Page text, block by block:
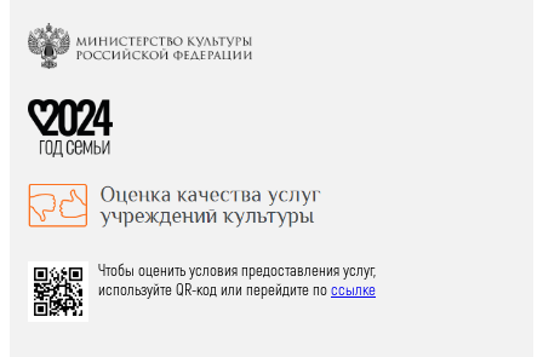
Чтобы оценить условия предоставления услуг,
используйте QR-код или перейдите поссылке